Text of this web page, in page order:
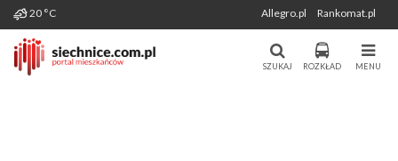
Miasto i Gmina Siechnice - Portal
Mieszkańców. Aktualności, forum,
Portal Mieszkańców Siechnic
Wygenerowano: 06-08-2026
20 °C Allegro.pl Rankomat.pl
MENU
ROZKŁAD
SZUKAJ